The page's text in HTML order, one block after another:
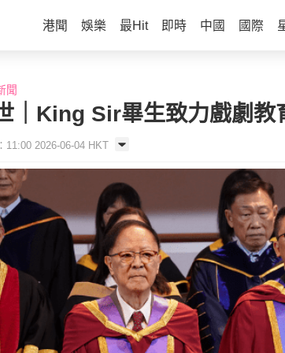
港聞 娛樂 最Hit 即時 中國 國際
聞
｜King Sir畢生致力戲劇教
11:00 2026-06-04 HKT